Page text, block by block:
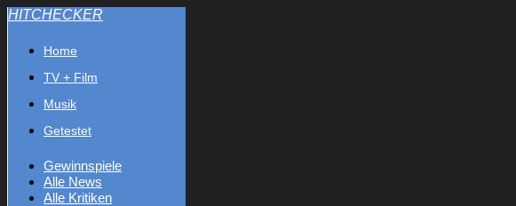
HITCHECKER
Home
TV + Film
Musik
Getestet
Gewinnspiele
Alle News
Alle Kritiken